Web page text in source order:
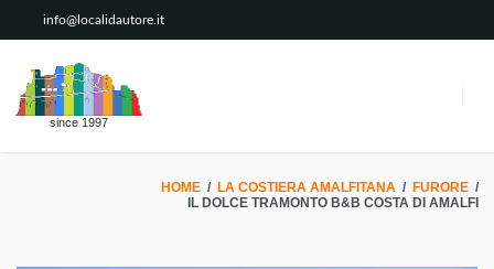
info@localidautore.it
since 1997
HOME / LA COSTIERA AMALFITANA / FURORE /
IL DOLCE TRAMONTO B&B COSTA DI AMALFI